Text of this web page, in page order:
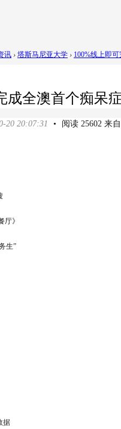
讯 › 塔斯马尼亚大学 › 100%线上即
成全澳首个痴呆
20 20:07:31 • 阅读 25602 来
厅》
生”
据